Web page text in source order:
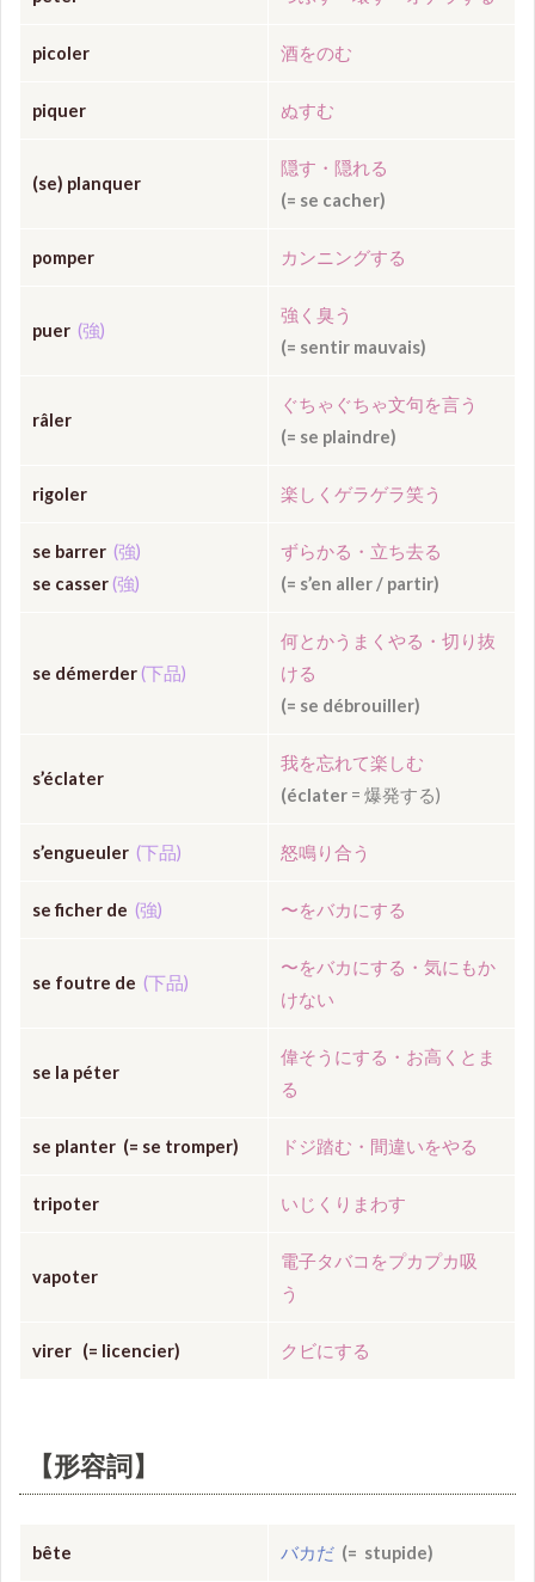
picoler 酒をのむ
piquer ぬすむ
(se) planquer
隠す・隠れる
(= se cacher)
pomper カンニングする
puer (強)
強く臭う
(= sentir mauvais)
râler
ぐちゃぐちゃ文句を言う
(= se plaindre)
rigoler 楽しくゲラゲラ笑う
se barrer (強)
se casser(強)
ずらかる・立ち去る
(= s’en aller / partir)
se démerder(下品)
何とかうまくやる・切り抜
ける
(= se débrouiller)
s’éclater
我を忘れて楽しむ
(éclater = 爆発する)
s’engueuler (下品) 怒鳴り合う
se ficher de (強) 〜をバカにする
se foutre de (下品)
〜をバカにする・気にもか
けない
se la péter
偉そうにする・お高くとま
る
se planter (= se tromper) ドジ踏む・間違いをやる
tripoter いじくりまわす
vapoter
電子タバコをプカプカ吸
う
virer (= licencier) クビにする
【形容詞】
bête バカだ (= stupide)